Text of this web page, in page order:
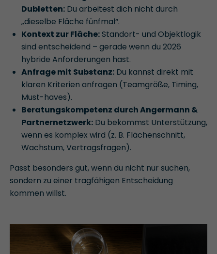
Dubletten: Du arbeitest dich nicht durch
„dieselbe Fläche fünfmal“.
Kontext zur Fläche:Standort- und Objektlogik
sind entscheidend – gerade wenn du 2026
hybride Anforderungen hast.
Anfrage mit Substanz: Du kannst direkt mit
klaren Kriterien anfragen (Teamgröße, Timing,
Must-haves).
Beratungskompetenz durch Angermann &
Partnernetzwerk: Du bekommst Unterstützung,
wenn es komplex wird (z. B. Flächenschnitt,
Wachstum, Vertragsfragen).
Passt besonders gut, wenn du nicht nur suchen,
sondern zu einer tragfähigen Entscheidung
kommen willst.